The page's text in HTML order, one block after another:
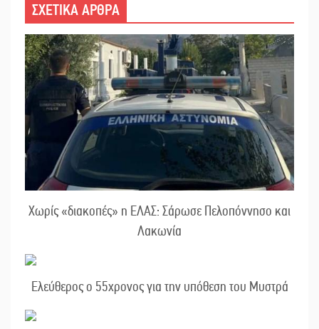
ΣΧΕΤΙΚΑ ΑΡΘΡΑ
Χωρίς «διακοπές» η ΕΛΑΣ: Σάρωσε Πελοπόννησο και
Λακωνία
Ελεύθερος ο 55χρονος για την υπόθεση του Μυστρά